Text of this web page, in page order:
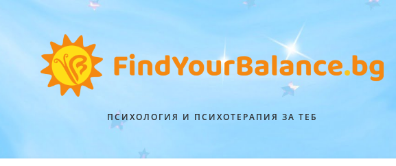
ПСИХОЛОГИЯ И ПСИХОТЕРАПИЯ ЗА ТЕБ